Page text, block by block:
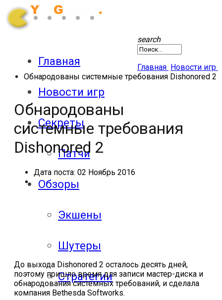
Главная
Новости игр
Секреты
Патчи
Обзоры
Экшены
Шутеры
Стратегии
search
Главная Новости игр
Обнародованы системные требования Dishonored 2
Обнародованы
системные требования
Dishonored 2
Дата поста: 02 Ноябрь 2016
До выхода Dishonored 2 осталось десять дней,
поэтому пришло время для записи мастер-диска и
обнародования системных требований, и сделала
компания Bethesda Softworks.